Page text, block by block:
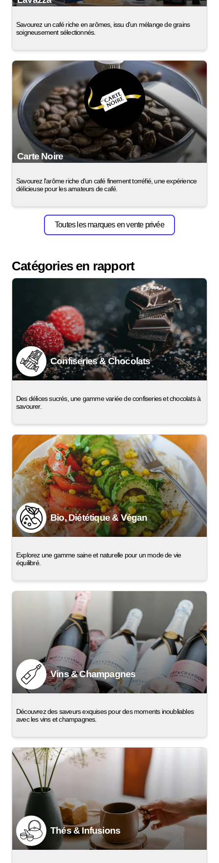
Savourez un café riche en arômes, issu d'un mélange de grains
soigneusement sélectionnés.
Carte Noire
Savourez l'arôme riche d'un café finement torréfié, une expérience
délicieuse pour les amateurs de café.
Toutes les marques en vente privée
Catégories en rapport
Confiseries & Chocolats
Des délices sucrés, une gamme variée de confiseries et chocolats à
savourer.
Bio, Diététique & Végan
Explorez une gamme saine et naturelle pour un mode de vie
équilibré.
Vins & Champagnes
Découvrez des saveurs exquises pour des moments inoubliables
avec les vins et champagnes.
Thés & Infusions